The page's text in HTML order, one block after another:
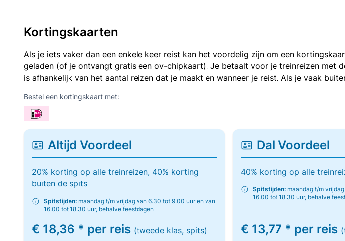
Kortingskaarten
Als je iets vaker dan een enkele keer reist kan het voordelig zijn om een
geladen (of je ontvangt gratis een ov-chipkaart). Je betaalt voor je treinreizen met
is afhankelijk van het aantal reizen dat je maakt en wanneer je reist. Als je vaak
Bestel een kortingskaart met:
Altijd Voordeel
20% korting op alle treinreizen, 40% korting
buiten de spits
Spitstijden: maandag t/m vrijdag van 6.30 tot 9.00 uur en van
16.00 tot 18.30 uur, behalve feestdagen
€ 18,36 * per reis (tweede klas, spits)
Dal Voordeel
40% korting op alle
Spitstijden: maandag t/m
16.00 tot 18.30 uur, behalve
€ 13,77 * per reis